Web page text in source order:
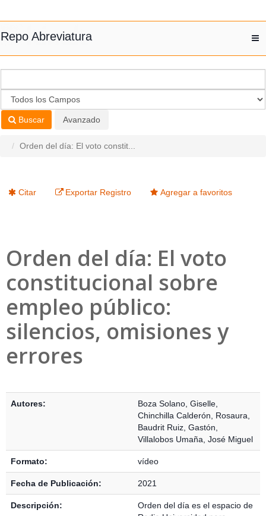
Repo Abreviatura
Buscar Avanzado
Orden del día: El voto constit...
Citar Exportar Registro Agregar a favoritos
Orden del día: El voto
constitucional sobre
empleo público:
silencios, omisiones y
errores
Autores: Boza Solano, Giselle
Chinchilla Calderón, Rosaura
Baudrit Ruiz, Gastón
Villalobos Umaña, José Miguel
Formato: vídeo
Fecha de Publicación: 2021
Descripción:
Orden del día es el espacio de